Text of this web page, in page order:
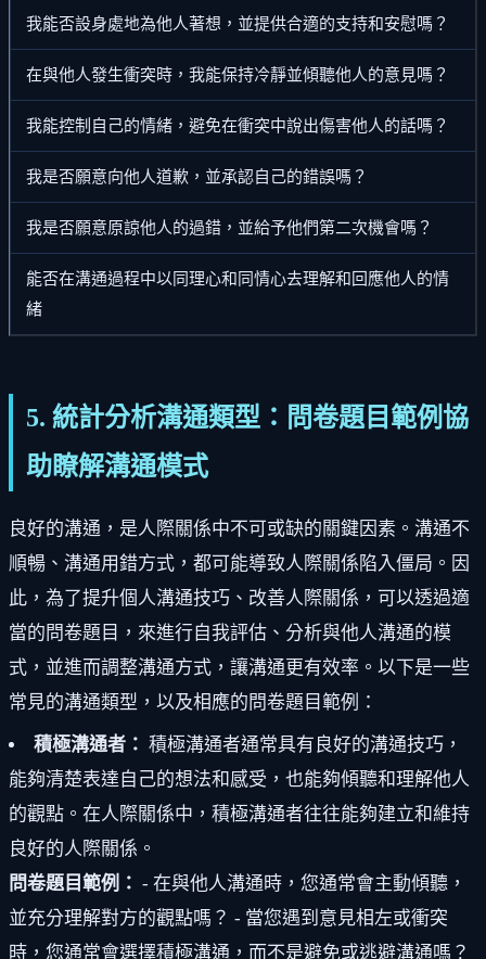
我能否設身處地為他人著想，並提供合適的支持和安慰嗎？
在與他人發生衝突時，我能保持冷靜並傾聽他人的意見嗎？
我能控制自己的情緒，避免在衝突中說出傷害他人的話嗎？
我是否願意向他人道歉，並承認自己的錯誤嗎？
我是否願意原諒他人的過錯，並給予他們第二次機會嗎？
能否在溝通過程中以同理心和同情心去理解和回應他人的情
緒
5. 統計分析溝通類型：問卷題目範例協
助瞭解溝通模式
良好的溝通，是人際關係中不可或缺的關鍵因素。溝通不
順暢、溝通用錯方式，都可能導致人際關係陷入僵局。因
此，為了提升個人溝通技巧、改善人際關係，可以透過適
當的問卷題目，來進行自我評估、分析與他人溝通的模
式，並進而調整溝通方式，讓溝通更有效率。以下是一些
常見的溝通類型，以及相應的問卷題目範例：
積極溝通者： 積極溝通者通常具有良好的溝通技巧，
能夠清楚表達自己的想法和感受，也能夠傾聽和理解他人
的觀點。在人際關係中，積極溝通者往往能夠建立和維持
良好的人際關係。
問卷題目範例： - 在與他人溝通時，您通常會主動傾聽，
並充分理解對方的觀點嗎？ - 當您遇到意見相左或衝突
時，您通常會選擇積極溝通，而不是避免或逃避溝通嗎？